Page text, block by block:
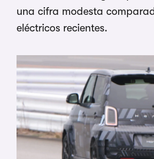
una cifra modesta
eléctricos recientes.